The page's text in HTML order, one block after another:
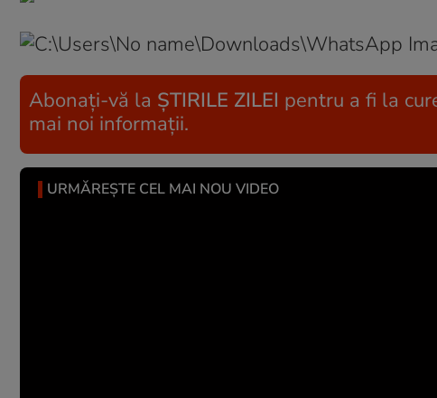
Abonați-vă la ȘTIRILE ZILEI pentru a fi la
mai noi informații.
URMĂREȘTE CEL MAI NOU VIDEO